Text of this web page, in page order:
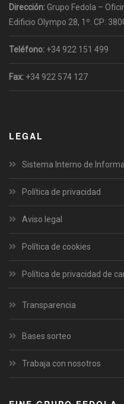
Dirección: Grupo Fedola –
Edificio Olympo 28, 1º. CP:
Teléfono: +34 922 151 499
Fax: +34 922 574 127
LEGAL
Sistema Interno de
Política de privacidad
Aviso legal
Política de cookies
Política de privacidad de
Transparencia
Bases sorteo
Trabaja con nosotros